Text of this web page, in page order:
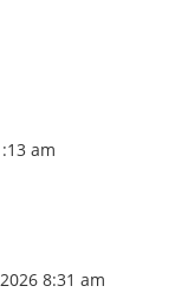
am
8:31 am